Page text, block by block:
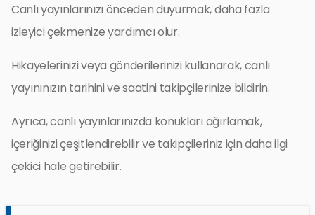
Canlı yayınlarınızı önceden duyurmak, daha fazla
izleyici çekmenize yardımcı olur.
Hikayelerinizi veya gönderilerinizi kullanarak, canlı
yayınınızın tarihini ve saatini takipçilerinize bildirin.
Ayrıca, canlı yayınlarınızda konukları ağırlamak,
içeriğinizi çeşitlendirebilir ve takipçileriniz için daha ilgi
çekici hale getirebilir.